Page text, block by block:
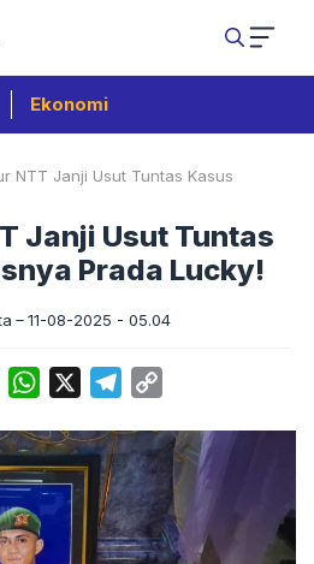
Ekonomi
NTT Janji Usut Tuntas Kasus
Janji Usut Tuntas
Prada Lucky!
11-08-2025 - 05.04
TwitterWhatsApp Telegram